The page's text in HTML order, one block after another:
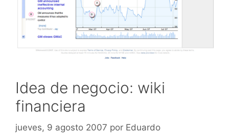
Idea de negocio: wiki
financiera
jueves, 9 agosto 2007 por Eduardo